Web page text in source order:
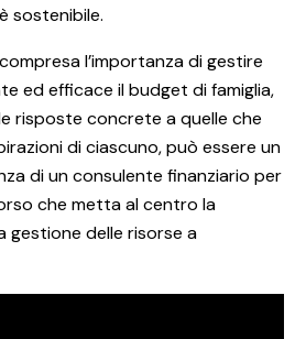
sostenibile.
l’importanza di gestire
ed efficace il budget di famiglia,
risposte concrete a quelle che
di ciascuno, può essere un
di un consulente finanziario per
che metta al centro la
gestione delle risorse a